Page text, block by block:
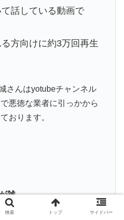
話している動画で
方向けに約3万回再生
さんはyotubeチャンネル
悪徳な業者に引っかから
おります。
雑
検索 トップ サイドバー